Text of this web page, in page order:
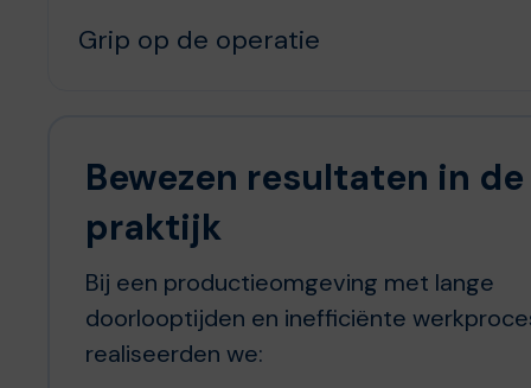
Grip op de operatie
Bewezen resultaten in de
praktijk
Bij een productieomgeving met lange
doorlooptijden en inefficiënte
realiseerden we: